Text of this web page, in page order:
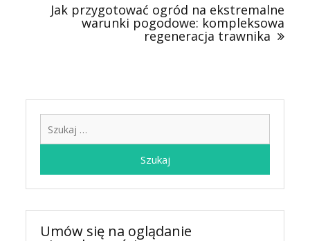
Jak przygotować ogród na ekstremalne
warunki pogodowe: kompleksowa
regeneracja trawnika
Umów się na oglądanie